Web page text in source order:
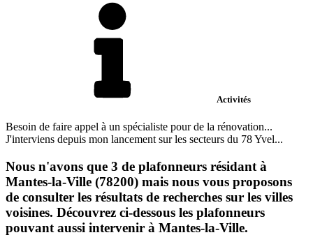
Activités
Besoin de faire appel à un spécialiste pour de la rénovation...
J'interviens depuis mon lancement sur les secteurs du 78 Yvel...
Nous n'avons que 3 de plafonneurs résidant à
Mantes-la-Ville (78200) mais nous vous proposons
de consulter les résultats de recherches sur les villes
voisines. Découvrez ci-dessous les plafonneurs
pouvant aussi intervenir à Mantes-la-Ville.